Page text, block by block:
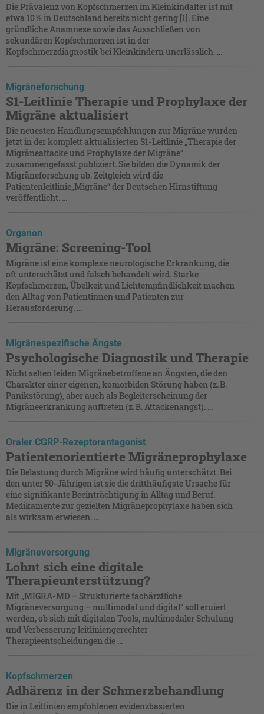
Die Prävalenz von Kopfschmerzen im Kleinkindalter ist mit
etwa 10 % in Deutschland bereits nicht gering [1]. Eine
gründliche Anamnese sowie das Ausschließen von
sekundären Kopfschmerzen ist in der
Kopfschmerzdiagnostik bei Kleinkindern unerlässlich. ...
Migräneforschung
S1-Leitlinie Therapie und Prophylaxe der
Migräne aktualisiert
Die neuesten Handlungsempfehlungen zur Migräne wurden
jetzt in der komplett aktualisierten S1-Leitlinie „Therapie der
Migräneattacke und Prophylaxe der Migräne“
zusammengefasst publiziert. Sie bilden die Dynamik der
Migräneforschung ab. Zeitgleich wird die
Patientenleitlinie„Migräne“ der Deutschen Hirnstiftung
veröffentlicht. ...
Organon
Migräne: Screening-Tool
Migräne ist eine komplexe neurologische Erkrankung, die
oft unterschätzt und falsch behandelt wird. Starke
Kopfschmerzen, Übelkeit und Lichtempfindlichkeit machen
den Alltag von Patientinnen und Patienten zur
Herausforderung. ...
Migränespezifische Ängste
Psychologische Diagnostik und Therapie
Nicht selten leiden Migränebetroffene an Ängsten, die den
Charakter einer eigenen, komorbiden Störung haben (z. B.
Panikstörung), aber auch als Begleiterscheinung der
Migräneerkrankung auftreten (z. B. Attackenangst). ...
Oraler CGRP-Rezeptorantagonist
Patientenorientierte Migräneprophylaxe
Die Belastung durch Migräne wird häufig unterschätzt. Bei
den unter 50-Jährigen ist sie die dritthäufigste Ursache für
eine signifikante Beeinträchtigung in Alltag und Beruf.
Medikamente zur gezielten Migräneprophylaxe haben sich
als wirksam erwiesen. ...
Migräneversorgung
Lohnt sich eine digitale
Therapieunterstützung?
Mit „MIGRA-MD – Strukturierte fachärztliche
Migräneversorgung – multimodal und digital“ soll eruiert
werden, ob sich mit digitalen Tools, multimodaler Schulung
und Verbesserung leitliniengerechter
Therapieentscheidungen die ...
Kopfschmerzen
Adhärenz in der Schmerzbehandlung
Die in Leitlinien empfohlenen evidenzbasierten